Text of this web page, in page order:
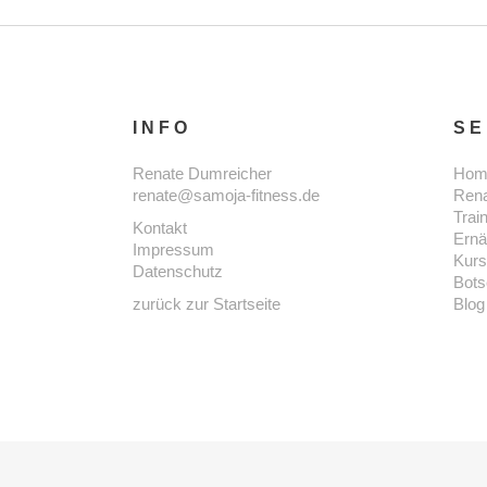
INFO
Renate Dumreicher
renate@samoja-fitness.de
Kontakt
Impressum
Datenschutz
zurück zur Startseite